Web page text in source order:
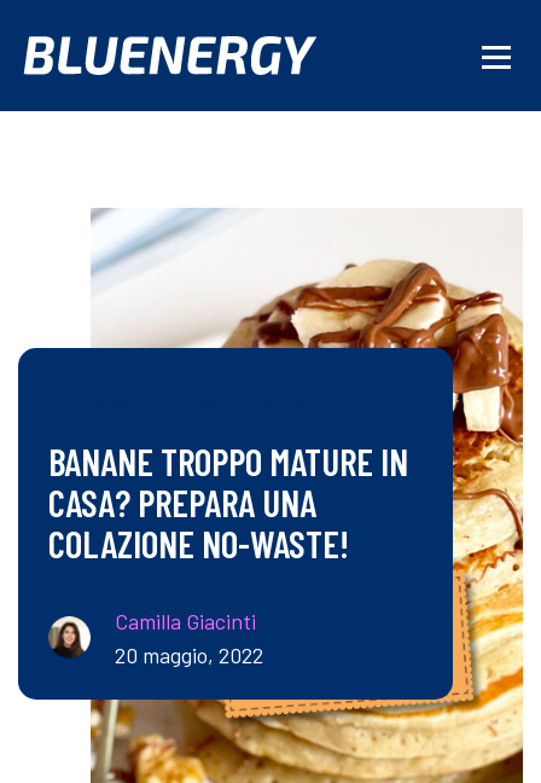
BANANE TROPPO MATURE IN
CASA? PREPARA UNA
COLAZIONE NO-WASTE!
Camilla Giacinti
20 maggio, 2022